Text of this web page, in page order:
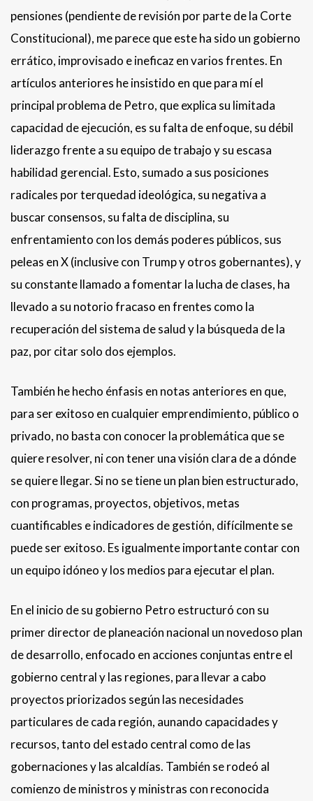
pensiones (pendiente de revisión por parte de la Corte
Constitucional), me parece que este ha sido un gobierno
errático, improvisado e ineficaz en varios frentes. En
artículos anteriores he insistido en que para mí el
principal problema de Petro, que explica su limitada
capacidad de ejecución, es su falta de enfoque, su débil
liderazgo frente a su equipo de trabajo y su escasa
habilidad gerencial. Esto, sumado a sus posiciones
radicales por terquedad ideológica, su negativa a
buscar consensos, su falta de disciplina, su
enfrentamiento con los demás poderes públicos, sus
peleas en X (inclusive con Trump y otros gobernantes), y
su constante llamado a fomentar la lucha de clases, ha
llevado a su notorio fracaso en frentes como la
recuperación del sistema de salud y la búsqueda de la
paz, por citar solo dos ejemplos.
También he hecho énfasis en notas anteriores en que,
para ser exitoso en cualquier emprendimiento, público o
privado, no basta con conocer la problemática que se
quiere resolver, ni con tener una visión clara de a dónde
se quiere llegar. Si no se tiene un plan bien estructurado,
con programas, proyectos, objetivos, metas
cuantificables e indicadores de gestión, difícilmente se
puede ser exitoso. Es igualmente importante contar con
un equipo idóneo y los medios para ejecutar el plan.
En el inicio de su gobierno Petro estructuró con su
primer director de planeación nacional un novedoso plan
de desarrollo, enfocado en acciones conjuntas entre el
gobierno central y las regiones, para llevar a cabo
proyectos priorizados según las necesidades
particulares de cada región, aunando capacidades y
recursos, tanto del estado central como de las
gobernaciones y las alcaldías. También se rodeó al
comienzo de ministros y ministras con reconocida